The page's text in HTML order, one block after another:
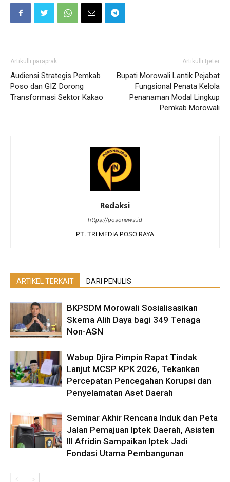
Artikulli paraprak
Audiensi Strategis Pemkab
Poso dan GIZ Dorong
Transformasi Sektor Kakao
Artikulli tjetër
Bupati Morowali Lantik Pejabat
Fungsional Penata Kelola
Penanaman Modal Lingkup
Pemkab Morowali
Redaksi
https://posonews.id
PT. TRI MEDIA POSO RAYA
ARTIKEL TERKAIT DARI PENULIS
BKPSDM Morowali Sosialisasikan
Skema Alih Daya bagi 349 Tenaga
Non-ASN
Wabup Djira Pimpin Rapat Tindak
Lanjut MCSP KPK 2026, Tekankan
Percepatan Pencegahan Korupsi dan
Penyelamatan Aset Daerah
Seminar Akhir Rencana Induk dan Peta
Jalan Pemajuan Iptek Daerah, Asisten
III Afridin Sampaikan Iptek Jadi
Fondasi Utama Pembangunan